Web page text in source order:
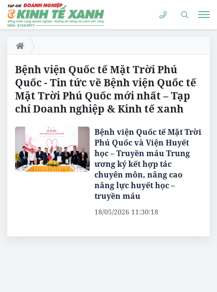
Bệnh viện Quốc tế Mặt Trời Phú
Quốc - Tin tức về Bệnh viện Quốc tế
Mặt Trời Phú Quốc mới nhất – Tạp
chí Doanh nghiệp & Kinh tế xanh
Bệnh viện Quốc tế Mặt Trời
Phú Quốc và Viện Huyết
học – Truyền máu Trung
ương ký kết hợp tác
chuyên môn, nâng cao
năng lực huyết học –
truyền máu
18/05/2026 11:30:18